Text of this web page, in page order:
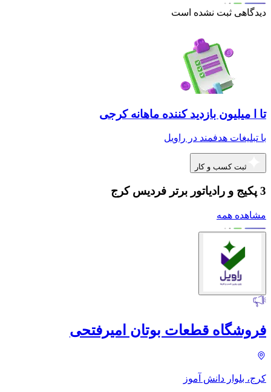
دیدگاهی ثبت نشده است
تا ا میلیون بازدید کننده ماهانه کرجی
با تبلیغات هدفمند در راویل
ثبت کسب و کار
3 پکیج و رادیاتور برتر فردیس کرج
مشاهده همه
فروشگاه قطعات بوتان امیرفتحی
کرج، بلوار دانش آموز